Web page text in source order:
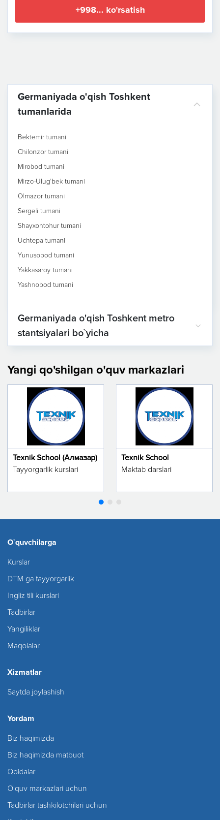
+998... ko'rsatish
Germaniyada o'qish Toshkent
tumanlarida
Bektemir tumani
Chilonzor tumani
Mirobod tumani
Mirzo-Ulug'bek tumani
Olmazor tumani
Sergeli tumani
Shayxontohur tumani
Uchtepa tumani
Yunusobod tumani
Yakkasaroy tumani
Yashnobod tumani
Germaniyada o'qish Toshkent metro
stantsiyalari bo`yicha
Yangi qo'shilgan o'quv markazlari
Texnik School (Алмазар)
Tayyorgarlik kurslari
Texnik School
Maktab darslari
O`quvchilarga
Kurslar
DTM ga tayyorgarlik
Ingliz tili kurslari
Tadbirlar
Yangiliklar
Maqolalar
Xizmatlar
Saytda joylashish
Yordam
Biz haqimizda
Biz haqimizda matbuot
Qoidalar
O'quv markazlari uchun
Tadbirlar tashkilotchilari uchun